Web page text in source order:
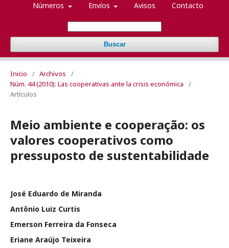
Números Envíos Avisos Contacto
Buscar
Inicio / Archivos
/
Núm. 44 (2010): Las cooperativas ante la crisis económica
/
Artículos
Meio ambiente e cooperação: os
valores cooperativos como
pressuposto de sustentabilidade
José Eduardo de Miranda
Antônio Luiz Curtis
Emerson Ferreira da Fonseca
Eriane Araújo Teixeira